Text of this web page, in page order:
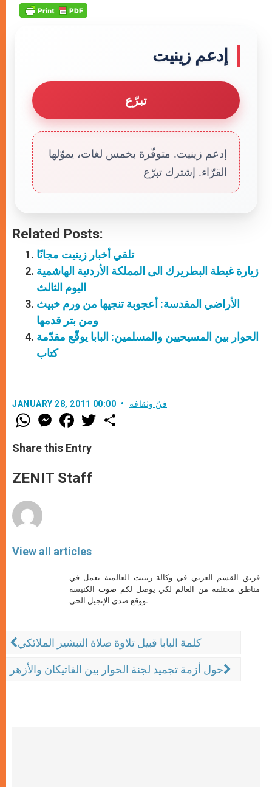
إدعم زينيت
تبرّع
إدعم زينيت. متوفّرة بخمس لغات، يموّلها
القرّاء. إشترك تبرّع
Related Posts:
تلقي أخبار زينيت مجانًا
زيارة غبطة البطريرك الى المملكة الأردنية الهاشمية
اليوم الثالث
الأراضي المقدسة: أعجوبة تنجيها من ورم خبيث
ومن بتر قدمها
الحوار بين المسيحيين والمسلمين: البابا يوقّع مقدّمة
كتاب
JANUARY 28, 2011 00:00 فنّ وثقافة
W
h
t
s
p
p
M
e
s
e
g
e
F
a
e
b
o
k
w
Share this Entry
ZENIT Staff
View all articles
فريق القسم العربي في وكالة زينيت العالمية يعمل في
مناطق مختلفة من العالم لكي يوصل لكم صوت الكنيسة
ووقع صدى الإنجيل الحي.
كلمة البابا قبيل تلاوة صلاة التبشير الملائكي
حول أزمة تجميد لجنة الحوار بين الفاتيكان والأزهر